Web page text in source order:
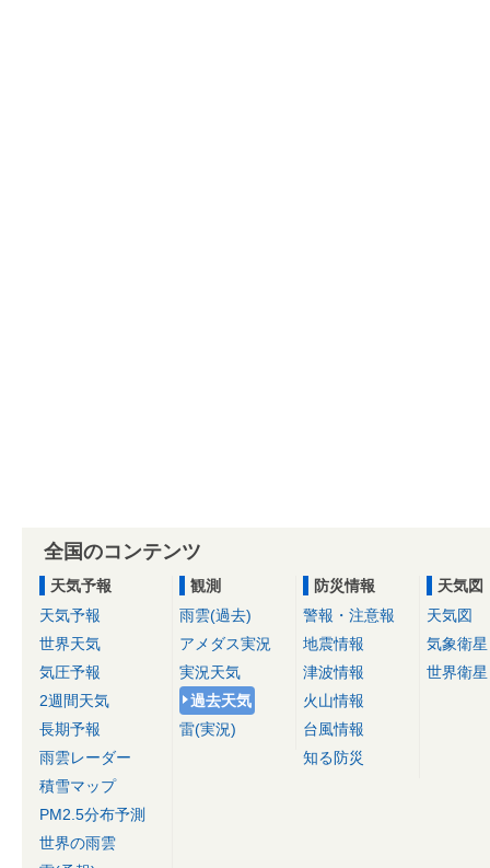
全国のコンテンツ
天気予報
天気予報
世界天気
気圧予報
2週間天気
長期予報
雨雲レーダー
積雪マップ
PM2.5分布予測
世界の雨雲
観測
雨雲(過去)
アメダス実況
実況天気
過去天気
雷(実況)
防災情報
警報・注意報
地震情報
津波情報
火山情報
台風情報
知る防災
天気図
天気図
気象衛星
世界衛星